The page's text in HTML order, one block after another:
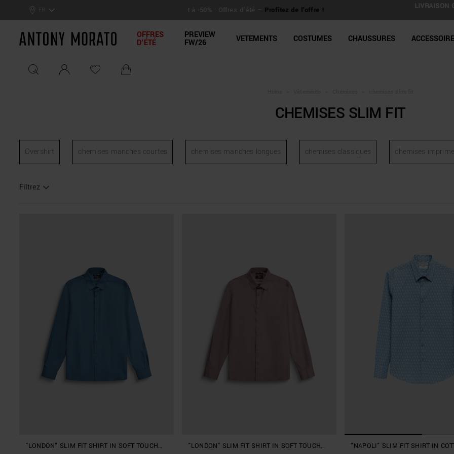
FR
: Offres d'été –Profitez de l'offre !
LIVRAISON GRATUITE pour toutes commandes supérieures à 150€ | Retour
Antony Morato - Official Online Shop
OFFRES
D'ÉTÉ
PREVIEW
FW/26 VETEMENTS COSTUMES CHAUSSURES
CHEMISES SLIM FIT
Overshirt chemises manches courtes chemises manches longues chemises classiques chemises
Filtrez
"LONDON" SLIM FIT SHIRT IN SOFT TOUCH
"LONDON" SLIM FIT SHIRT IN SOFT TOUCH
"NAPOLI" SLIM FIT SHIRT IN